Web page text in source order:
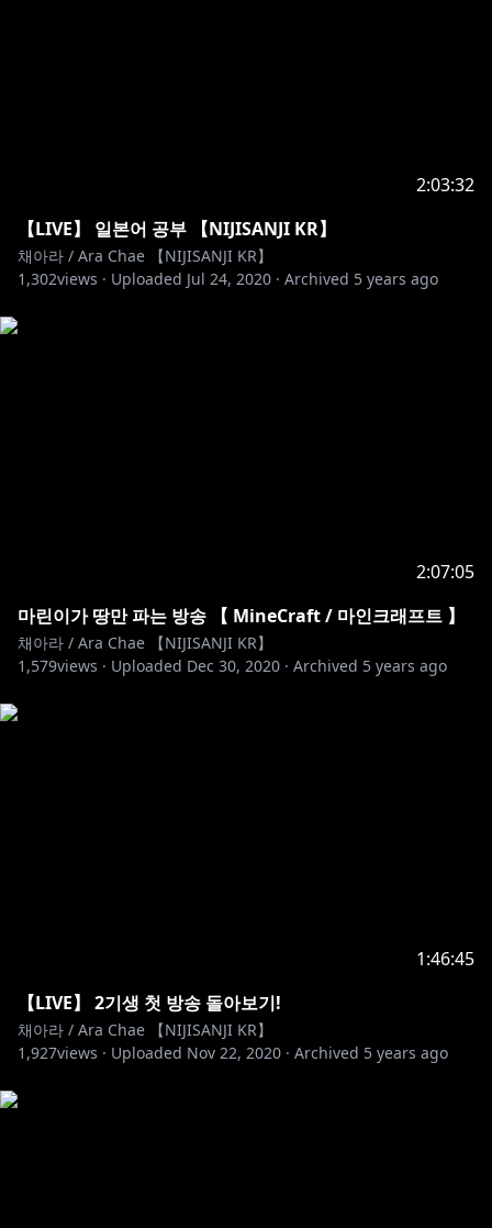
2:03:32
【LIVE】 일본어 공부 【NIJISANJI KR】
채아라 / Ara Chae 【NIJISANJI KR】
1,302views · Uploaded Jul 24, 2020 · Archived 5 years ago
2:07:05
마린이가 땅만 파는 방송 【 MineCraft / 마인크래프트 】
채아라 / Ara Chae 【NIJISANJI KR】
1,579views · Uploaded Dec 30, 2020 · Archived 5 years ago
1:46:45
【LIVE】 2기생 첫 방송 돌아보기!
채아라 / Ara Chae 【NIJISANJI KR】
1,927views · Uploaded Nov 22, 2020 · Archived 5 years ago